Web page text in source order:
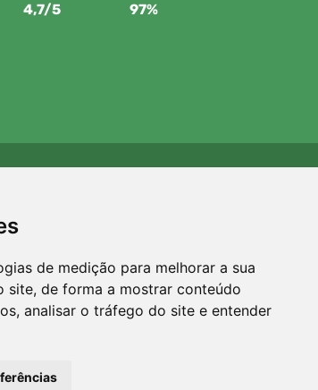
de medição para melhorar a sua
site, de forma a mostrar conteúdo
analisar o tráfego do site e entender
4,7/5 97%
encomenda plantamos uma árvore! Leia mais